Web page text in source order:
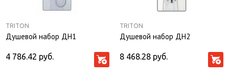
TRITON
Душевой набор ДН1
4 786.42 руб.
TRITON
Душевой набор ДН2
8 468.28 руб.